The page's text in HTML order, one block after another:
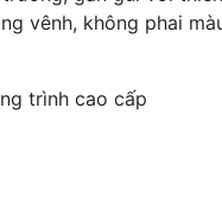
vênh, không phai
trình cao cấp